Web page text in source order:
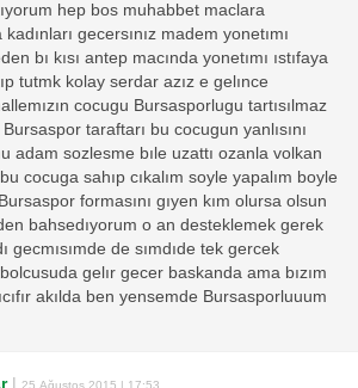
hep bos muhabbet maclara
gecersınız madem yonetımı
bı kısı antep macında yonetımı ıstıfaya
tutmk kolay serdar azız e gelınce
cocugu Bursasporlugu tartısılmaz
taraftarı bu cocugun yanlısını
adam sozlesme bıle uzattı ozanla volkan
bu cocuga sahıp cıkalım soyle yapalım boyle
formasını gıyen kım olursa olsun
bahsedıyorum o an desteklemek gerek
gecmısımde de sımdıde tek gercek
gelır gecer baskanda ama bızım
akılda ben yensemde Bursasporluuum
| 25 Ağustos 2015 | 17:53